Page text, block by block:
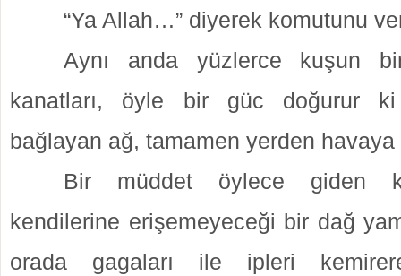
“Ya Allah…” diyerek komutunu
Aynı anda yüzlerce kuşun
kanatları, öyle bir güc doğurur ki
bağlayan ağ, tamamen yerden havaya
Bir müddet öylece giden
kendilerine erişemeyeceği bir dağ
orada gagaları ile ipleri